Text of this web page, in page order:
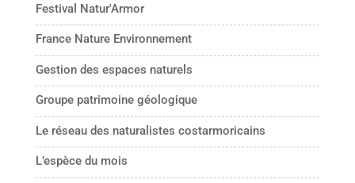
Festival Natur'Armor
France Nature Environnement
Gestion des espaces naturels
Groupe patrimoine géologique
Le réseau des naturalistes costarmoricains
L’espèce du mois